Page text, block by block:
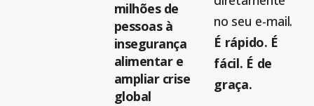
milhões de
pessoas à
insegurança
alimentar e
ampliar crise
global
no seu e-mail.
É rápido. É
fácil. É de
graça.